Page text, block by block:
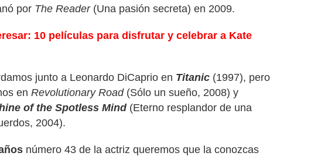
por The Reader(Una pasión secreta) en 2009.
10 películas para disfrutar y celebrar a Kate
junto a Leonardo DiCaprio en Titanic (1997), pero
en Revolutionary Road(Sólo un sueño, 2008) y
of the Spotless Mind(Eterno resplandor de una
2004).
número 43 de la actriz queremos que la conozcas